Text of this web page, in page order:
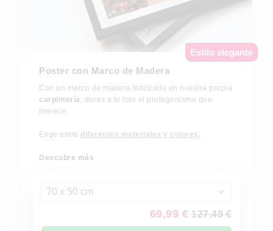
Estilo elegante
Poster con Marco de Madera
Con un marco de madera fabricado en nuestra propia
carpintería, darás a tu foto el protagonismo que
merece.
Elige entre diferentes materiales y colores .
Descubre más
70 x 50 cm
69,99 € 127,49 €